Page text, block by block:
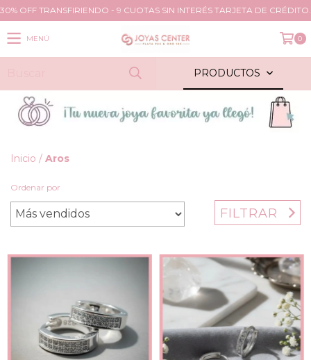
30% OFF TRANSFIRIENDO - 9 CUOTAS SIN INTERÉS TARJETA DE CRÉDITO.
MENÚ 0
PRODUCTOS
Inicio / Aros
Ordenar por
FILTRAR